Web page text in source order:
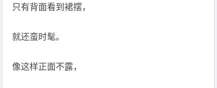
只有背面看到裙摆，
就还蛮时髦。
像这样正面不露，